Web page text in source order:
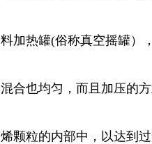
料加热罐(俗称真空摇罐）
混合也均匀，而且加压的
烯颗粒的内部中，以达到